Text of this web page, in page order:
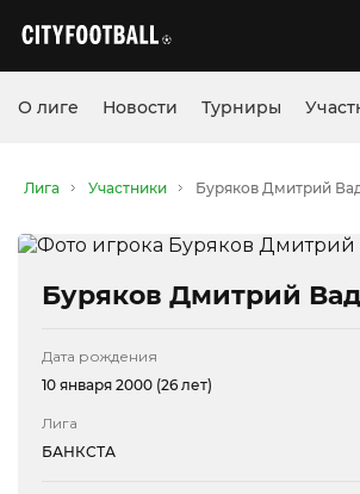
О лиге Новости Турниры
Лига Участники Буряков Дмитрий
Буряков Дмитрий
Дата рождения
10 января 2000 (26 лет)
Лига
БАНКСТА